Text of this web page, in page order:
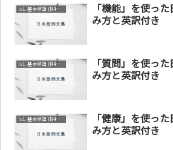
lv1. 基本単語 (N4～N5)
「機能」を使っ
み方と英訳付き
lv1. 基本単語 (N4～N5)
「質問」を使っ
み方と英訳付き
lv1. 基本単語 (N4～N5)
「健康」を使っ
み方と英訳付き